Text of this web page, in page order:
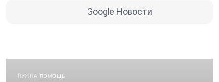
Google Новости
НУЖНА ПОМОЩЬ